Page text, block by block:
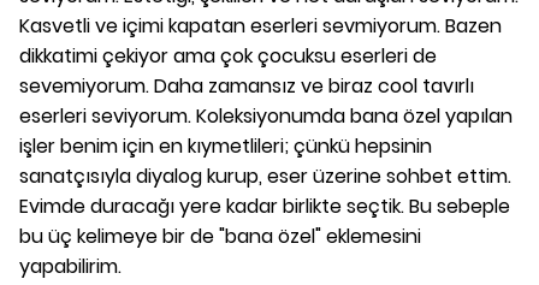
Kasvetli ve içimi kapatan eserleri sevmiyorum. Bazen
dikkatimi çekiyor ama çok çocuksu eserleri de
sevemiyorum. Daha zamansız ve biraz cool tavırlı
eserleri seviyorum. Koleksiyonumda bana özel yapılan
işler benim için en kıymetlileri; çünkü hepsinin
sanatçısıyla diyalog kurup, eser üzerine sohbet ettim.
Evimde duracağı yere kadar birlikte seçtik. Bu sebeple
bu üç kelimeye bir de "bana özel" eklemesini
yapabilirim.